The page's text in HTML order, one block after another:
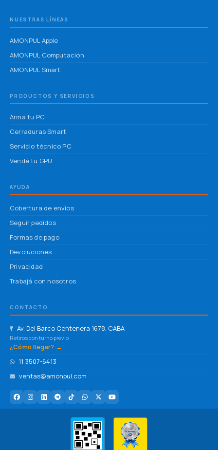
NUESTRAS LÍNEAS
AMONPUL Apple
AMONPUL Computación
AMONPUL Smart
PRODUCTOS Y SERVICIOS
Armá tu PC
Cerraduras Smart
Servicio técnico PC
Vendé tu GPU
AYUDA
Cobertura de envíos
Seguir pedidos
Formas de pago
Devoluciones
Privacidad
Trabajá con nosotros
CONTACTO
Av. Del Barco Centenera 1678, CABA
Retiros con turno previo
¿Cómo llegar? →
11 3507-6413
ventas@amonpul.com